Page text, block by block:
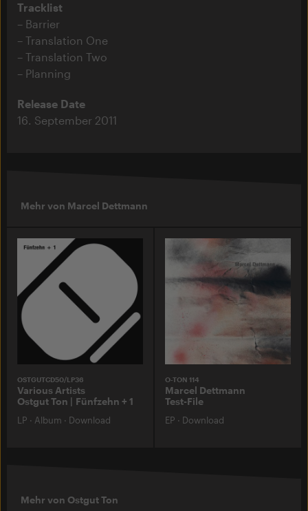
Tracklist
Barrier
Translation One
Translation Two
Planning
Release Date
16. September 2011
Mehr von Marcel Dettmann
OSTGUTCD50/LP36
Various Artists
Ostgut Ton | Fünfzehn + 1
LP · Album · Download
O-TON 114
Marcel Dettmann
Test-File
EP · Download
Mehr von Ostgut Ton